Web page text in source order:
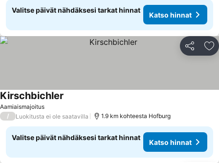
Valitse päivät nähdäksesi tarkat hinnat
Katso hinnat
Jaa
Aamiaismajoitus
Kirschbichler
/ Luokitusta ei ole saatavilla 1.9 km kohteesta Hofburg
Valitse päivät nähdäksesi tarkat hinnat
Katso hinnat